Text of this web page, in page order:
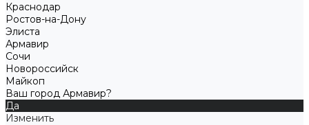
Краснодар
Ростов-на-Дону
Элиста
Армавир
Сочи
Новороссийск
Майкоп
Ваш город Армавир?
Да
Изменить